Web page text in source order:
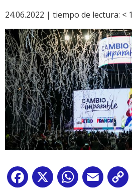
24.06.2022 | tiempo de lectura: < 1
Facebook
X WhatsApp
Email